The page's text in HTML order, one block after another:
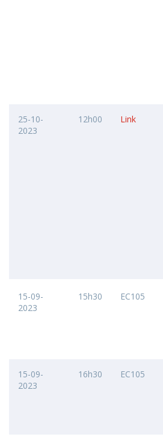
25-10-
2023
12h00 Link
15-09-
2023
15h30 EC105
15-09-
2023
16h30 EC105